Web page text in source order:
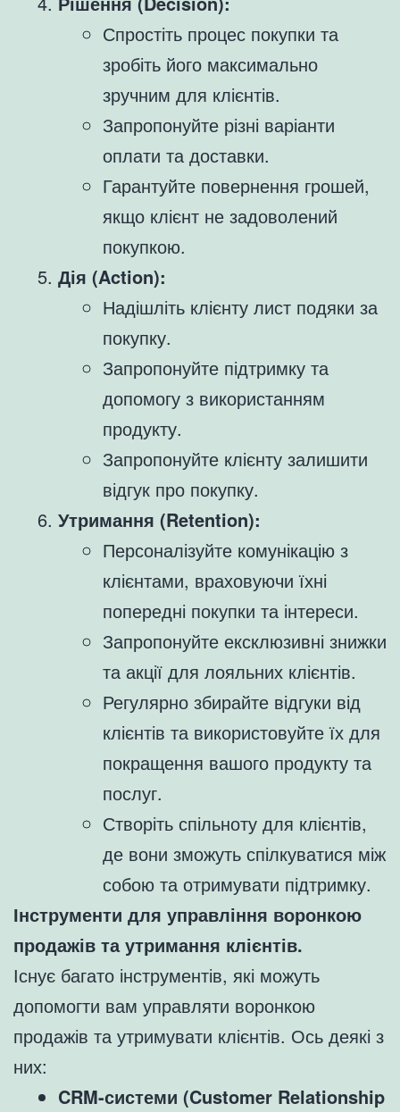
Спростіть процес покупки та
зробіть його максимально
зручним для клієнтів.
Запропонуйте різні варіанти
оплати та доставки.
Гарантуйте повернення грошей,
якщо клієнт не задоволений
покупкою.
Дія (Action):
Надішліть клієнту лист подяки за
покупку.
Запропонуйте підтримку та
допомогу з використанням
продукту.
Запропонуйте клієнту залишити
відгук про покупку.
Утримання (Retention):
Персоналізуйте комунікацію з
клієнтами, враховуючи їхні
попередні покупки та інтереси.
Запропонуйте ексклюзивні знижки
та акції для лояльних клієнтів.
Регулярно збирайте відгуки від
клієнтів та використовуйте їх для
покращення вашого продукту та
послуг.
Створіть спільноту для клієнтів,
де вони зможуть спілкуватися між
собою та отримувати підтримку.
Інструменти для управління воронкою
продажів та утримання клієнтів.
Існує багато інструментів, які можуть
допомогти вам управляти воронкою
продажів та утримувати клієнтів. Ось деякі з
них:
CRM-системи (Customer Relationship